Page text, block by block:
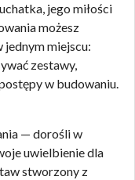
jego miłości
możesz
miejscu:
zestawy,
w budowaniu.
— dorośli w
uwielbienie dla
stworzony z